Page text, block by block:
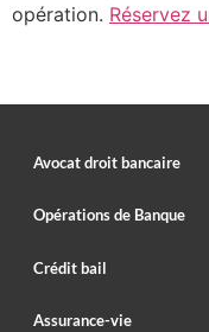
opération. Réservez
Avocat droit bancaire
Opérations de Banque
Crédit bail
Assurance-vie